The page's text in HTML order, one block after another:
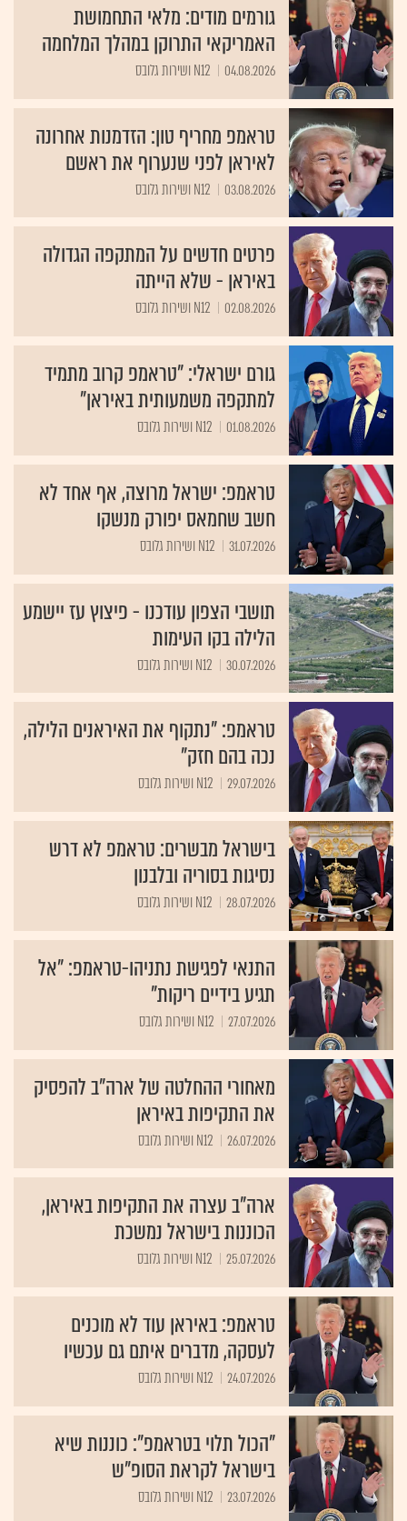
גורמים מודים: מלאי התחמושת
האמריקאי התרוקן במהלך המלחמה
04.08.2026 N12 ושירות גלובס
טראמפ מחריף טון: הזדמנות אחרונה
לאיראן לפני שנערוף את ראשם
03.08.2026 N12 ושירות גלובס
פרטים חדשים על המתקפה הגדולה
באיראן - שלא הייתה
02.08.2026 N12 ושירות גלובס
גורם ישראלי: "טראמפ קרוב מתמיד
למתקפה משמעותית באיראן"
01.08.2026 N12 ושירות גלובס
טראמפ: ישראל מרוצה, אף אחד לא
חשב שחמאס יפורק מנשקו
31.07.2026 N12 ושירות גלובס
תושבי הצפון עודכנו - פיצוץ עז יישמע
הלילה בקו העימות
30.07.2026 N12 ושירות גלובס
טראמפ: "נתקוף את האיראנים הלילה,
נכה בהם חזק"
29.07.2026 N12 ושירות גלובס
בישראל מבשרים: טראמפ לא דרש
נסיגות בסוריה ובלבנון
28.07.2026 N12 ושירות גלובס
התנאי לפגישת נתניהו-טראמפ: "אל
תגיע בידיים ריקות"
27.07.2026 N12 ושירות גלובס
מאחורי ההחלטה של ארה"ב להפסיק
את התקיפות באיראן
26.07.2026 N12 ושירות גלובס
ארה"ב עצרה את התקיפות באיראן,
הכוננות בישראל נמשכת
25.07.2026 N12 ושירות גלובס
טראמפ: באיראן עוד לא מוכנים
לעסקה, מדברים איתם גם עכשיו
24.07.2026 N12 ושירות גלובס
"הכול תלוי בטראמפ": כוננות שיא
בישראל לקראת הסופ"ש
23.07.2026 N12 ושירות גלובס